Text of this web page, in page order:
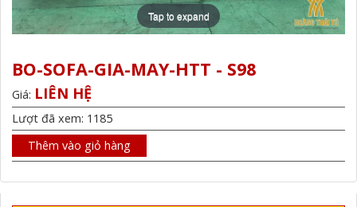
Tap to expand
BO-SOFA-GIA-MAY-HTT - S98
Giá: LIÊN HỆ
Lượt đã xem: 1185
Thêm vào giỏ hàng